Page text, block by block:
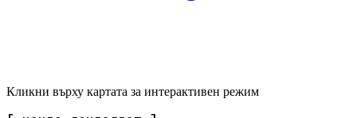
Кликни върху картата за интерактивен режим